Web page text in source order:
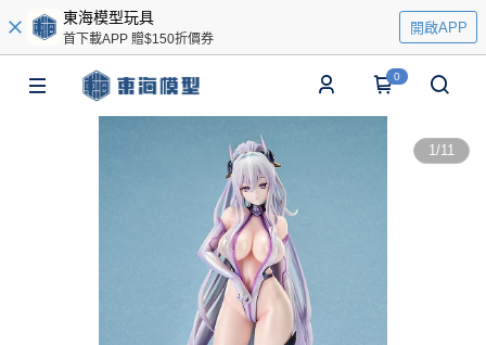
東海模型玩具
首下載APP 贈$150折價券
開啟APP
0
1/11